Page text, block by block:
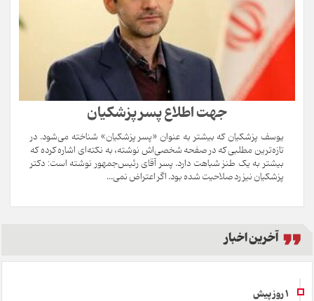
جهت اطلاع پسر پزشکیان
یوسف پزشکیان که بیشتر به عنوان «پسر پزشکیان» شناخته می‌شود. در
تازه‌ترین مطلبی که در صفحه شخصی‌اش نوشته، به نکته‌ای اشاره کرده که
بیشتر به یک طنز شباهت دارد. پسر آقای رئیس‌جمهور نوشته است: دکتر
پزشکیان نیز رد صلاحیت شده بود. اگر اعتراض نمی‌...
آخرین اخبار